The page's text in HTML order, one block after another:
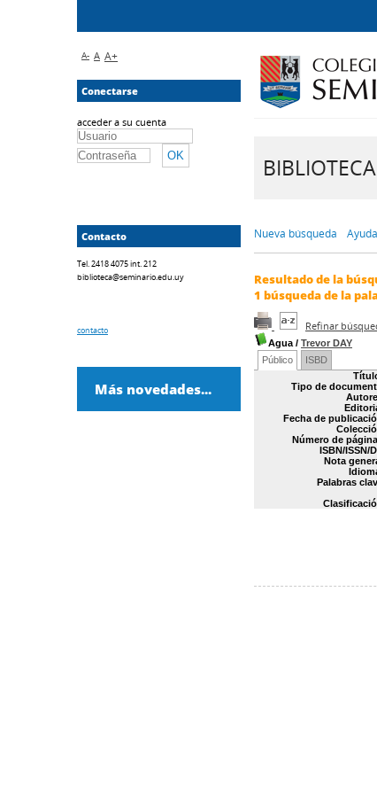
Nueva búsqueda Ayuda
Resultado de la
1 búsqueda de la
Refinar
Agua / Trevor DAY
Público
ISBD
Tipo de
Fecha de
Número de
ISBN/ISSN/
Nota
Palabras
A- A A+
Conectarse
acceder a su cuenta
Contacto
Tel. 2418 4075 int. 212
biblioteca@seminario.edu.uy
contacto
Más novedades...